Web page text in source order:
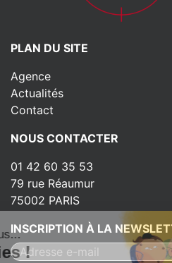
PLAN DU SITE
Agence
Actualités
Contact
NOUS CONTACTER
01 42 60 35 53
79 rue Réaumur
75002 PARIS
INSCRIPTION À LA
c'est nous...
Cookies !